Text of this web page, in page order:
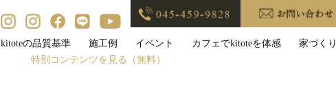
kitoteの品質基準 施工例 イベント カフェでkitoteを体感 家づく
特別コンテンツを見る（無料）